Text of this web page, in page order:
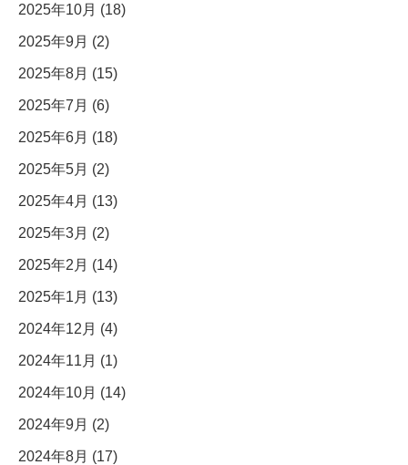
2025年10月 (18)
2025年9月 (2)
2025年8月 (15)
2025年7月 (6)
2025年6月 (18)
2025年5月 (2)
2025年4月 (13)
2025年3月 (2)
2025年2月 (14)
2025年1月 (13)
2024年12月 (4)
2024年11月 (1)
2024年10月 (14)
2024年9月 (2)
2024年8月 (17)